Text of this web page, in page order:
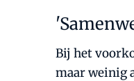
Bij het
maar weinig